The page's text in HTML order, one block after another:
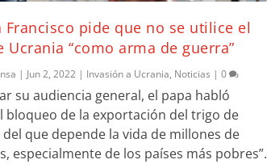
Francisco pide que no se utilice el
Ucrania “como arma de guerra”
| Jun 2, 2022 | Invasión a Ucrania, Noticias | 0
su audiencia general, el papa habló
bloqueo de la exportación del trigo de
del que depende la vida de millones de
especialmente de los países más pobres”.